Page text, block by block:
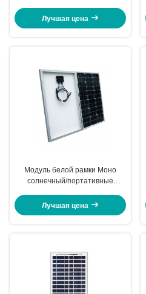
уличного света
Лучшая цена
Модуль белой рамки Моно
солнечный/портативные
поручают для мигателя
уличного света
Лучшая цена